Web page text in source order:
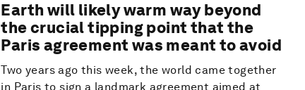
Earth will likely warm way beyond
the crucial tipping point that the
Paris agreement was meant to avoid
Two years ago this week, the world came together
in Paris to sign a landmark agreement aimed at